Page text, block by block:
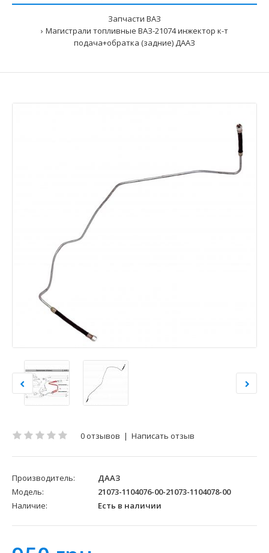
Запчасти ВАЗ
Магистрали топливные ВАЗ-21074 инжектор к-т
подача+обратка (задние) ДААЗ
0 отзывов | Написать отзыв
Производитель:
ДААЗ
Модель:
21073-1104076-00-21073-1104078-00
Наличие:
Есть в наличии